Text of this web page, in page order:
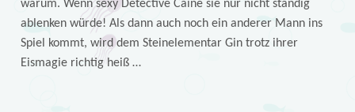
warum. Wenn sexy Detective Caine sie nur nicht ständig
ablenken würde! Als dann auch noch ein anderer Mann ins
Spiel kommt, wird dem Steinelementar Gin trotz ihrer
Eismagie richtig heiß …